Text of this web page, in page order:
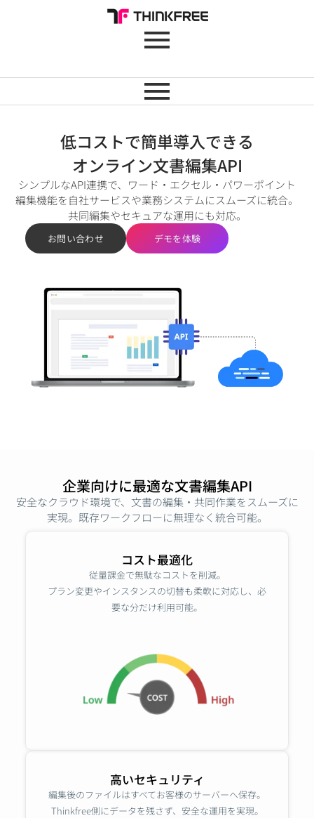
低コストで簡単導入できる
オンライン文書編集API
シンプルなAPI連携で、ワード・エクセル・パワーポイント
編集機能を自社サービスや業務システムにスムーズに統合。
共同編集やセキュアな運用にも対応。
お問い合わせ デモを体験
企業向けに最適な文書編集API
安全なクラウド環境で、文書の編集・共同作業をスムーズに
実現。既存ワークフローに無理なく統合可能。
コスト最適化
従量課金で無駄なコストを削減。
プラン変更やインスタンスの切替も柔軟に対応し、必
要な分だけ利用可能。
高いセキュリティ
編集後のファイルはすべてお客様のサーバーへ保存。
Thinkfree側にデータを残さず、安全な運用を実現。